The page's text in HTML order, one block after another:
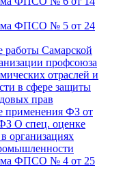
ФПСО № 5 от 24
работы Самарской
профсоюза
отраслей и
в сфере защиты
прав
применения ФЗ от
О спец. оценке
организациях
ФПСО № 4 от 25